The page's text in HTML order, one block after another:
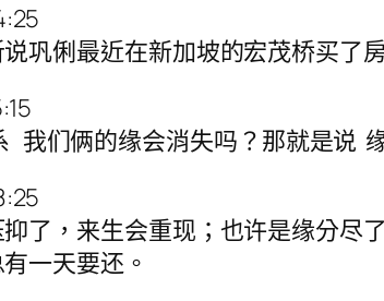
巩俐最近在新加坡的宏茂桥买了
我们俩的缘会消失吗？那就是说
了，来生会重现；也许是缘分
一天要还。